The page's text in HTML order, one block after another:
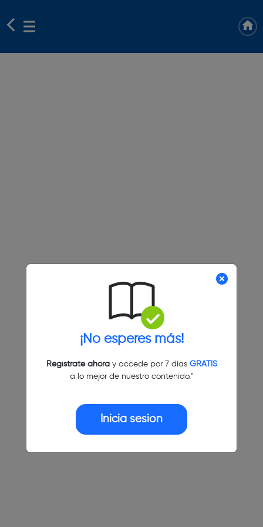
¡No esperes más!
Regístrate ahoray accede por 7 días GRATIS
a lo mejor de nuestro contenido."
Inicia sesión